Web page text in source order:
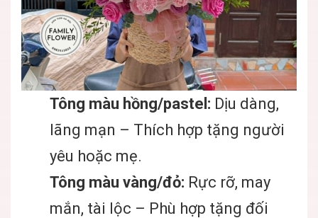
Tông màu hồng/pastel: Dịu dàng,
lãng mạn – Thích hợp tặng người
yêu hoặc mẹ.
Tông màu vàng/đỏ: Rực rỡ, may
mắn, tài lộc – Phù hợp tặng đối